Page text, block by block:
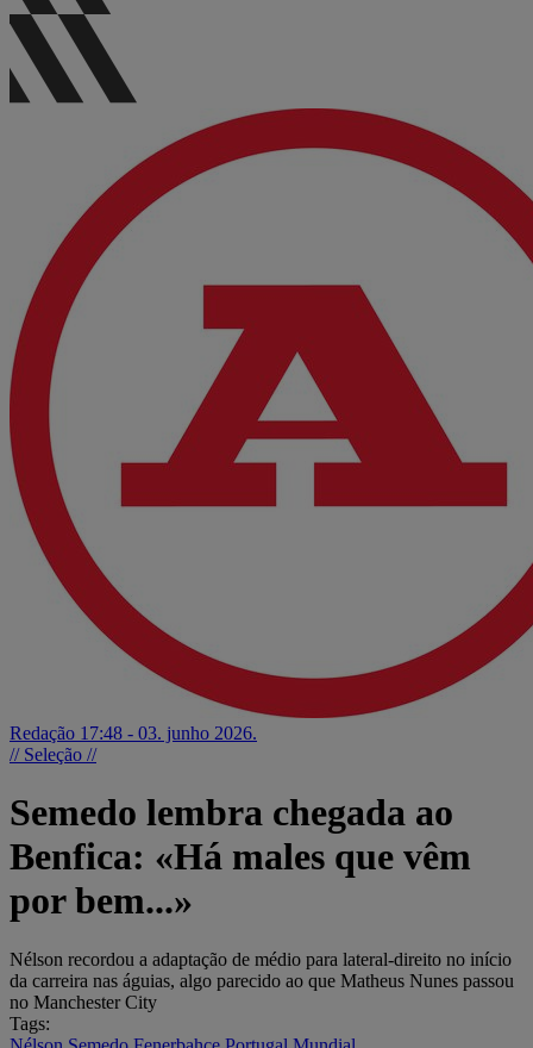
Redação 17:48 - 03. junho 2026.
// Seleção //
Semedo lembra chegada ao
Benfica: «Há males que vêm
por bem...»
Nélson recordou a adaptação de médio para lateral-direito no início
da carreira nas águias, algo parecido ao que Matheus Nunes passou
no Manchester City
Tags: